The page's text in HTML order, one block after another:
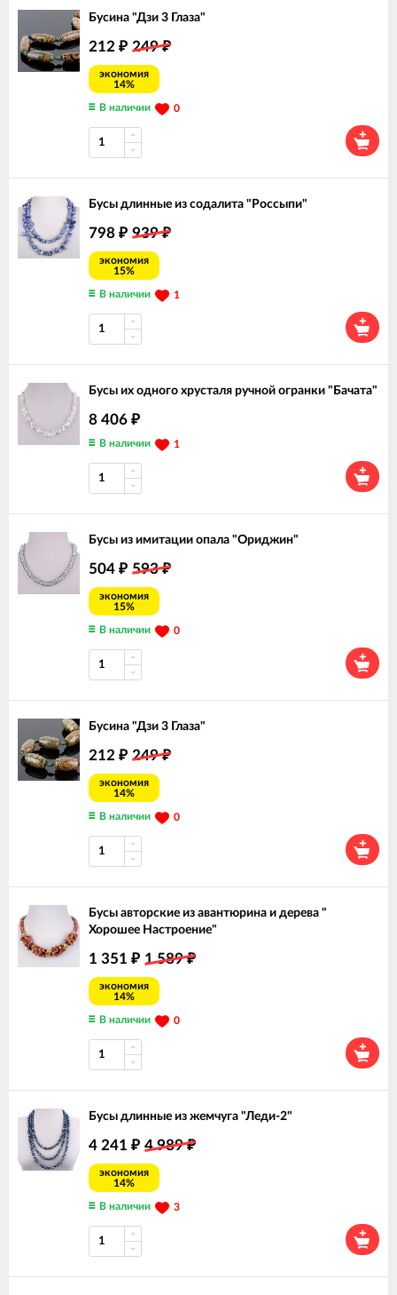
Бусина "Дзи 3 Глаза"
212 ₽ 249₽
экономия
14%
В наличии 0
Бусы длинные из содалита "Россыпи"
798 ₽ 939₽
экономия
15%
В наличии 1
Бусы их одного хрусталя ручной огранки "Бачата"
8 406 ₽
В наличии 1
Бусы из имитации опала "Ориджин"
504 ₽ 593₽
экономия
15%
В наличии 0
Бусина "Дзи 3 Глаза"
212 ₽ 249₽
экономия
14%
В наличии 0
Бусы авторские из авантюрина и дерева "
Хорошее Настроение"
1 351 ₽ 1 589₽
экономия
14%
В наличии 0
Бусы длинные из жемчуга "Леди-2"
4 241 ₽ 4 989₽
экономия
14%
В наличии 3